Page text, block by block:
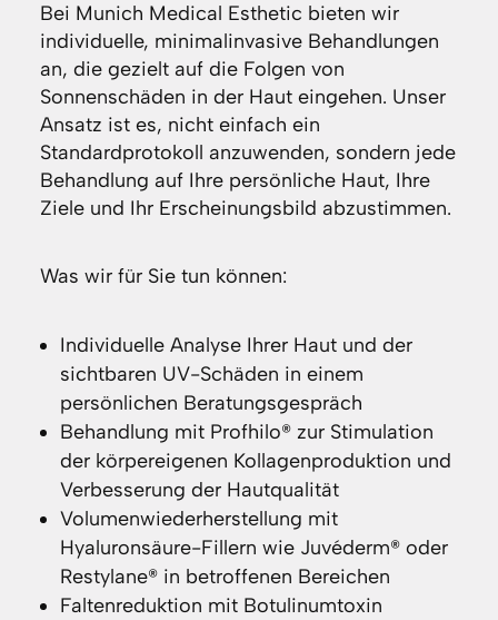
Bei Munich Medical Esthetic bieten wir
individuelle, minimalinvasive Behandlungen
an, die gezielt auf die Folgen von
Sonnenschäden in der Haut eingehen. Unser
Ansatz ist es, nicht einfach ein
Standardprotokoll anzuwenden, sondern jede
Behandlung auf Ihre persönliche Haut, Ihre
Ziele und Ihr Erscheinungsbild abzustimmen.
Was wir für Sie tun können:
Individuelle Analyse Ihrer Haut und der
sichtbaren UV-Schäden in einem
persönlichen Beratungsgespräch
Behandlung mit Profhilo® zur Stimulation
der körpereigenen Kollagenproduktion und
Verbesserung der Hautqualität
Volumenwiederherstellung mit
Hyaluronsäure-Fillern wie Juvéderm® oder
Restylane® in betroffenen Bereichen
Faltenreduktion mit Botulinumtoxin